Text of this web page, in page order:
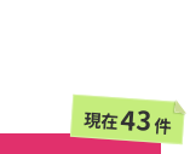
現在43件